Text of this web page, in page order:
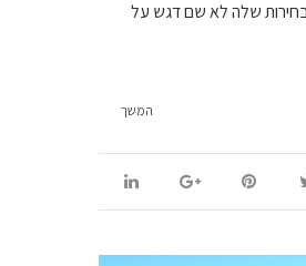
שלה לא שם דגש על
המשך